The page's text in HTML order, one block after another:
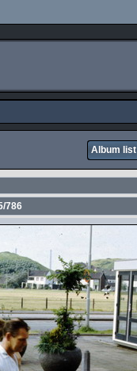
Album list
786